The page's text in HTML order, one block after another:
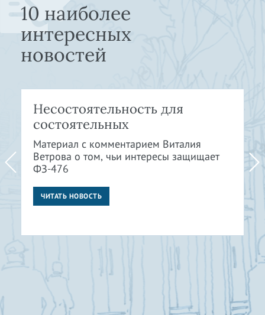
10 наиболее
интересных
новостей
Несостоятельность для
состоятельных
Материал с комментарием Виталия
Ветрова о том, чьи интересы защищает
ФЗ-476
ЧИТАТЬ НОВОСТЬ